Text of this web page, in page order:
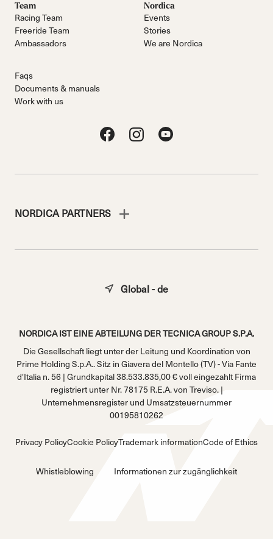
Team
Racing Team
Freeride Team
Ambassadors
Nordica
Events
Stories
We are Nordica
Faqs
Documents & manuals
Work with us
NORDICA PARTNERS
NORDICA IST EINE ABTEILUNG DER TECNICA GROUP S.P.A.
Die Gesellschaft liegt unter der Leitung und Koordination von
Prime Holding S.p.A.. Sitz in Giavera del Montello (TV) - Via Fante
d'Italia n. 56 | Grundkapital 38.533.835,00 € voll eingezahlt Firma
registriert unter Nr. 78175 R.E.A. von Treviso. |
Unternehmensregister und Umsatzsteuernummer
00195810262
Global - de
Privacy PolicyCookie PolicyTrademark informationCode of Ethics
Whistleblowing Informationen zur zugänglichkeit